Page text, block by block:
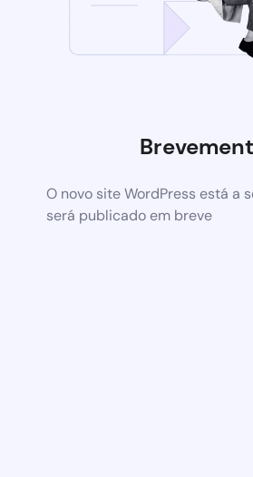
O novo site WordPress está a
será publicado em breve